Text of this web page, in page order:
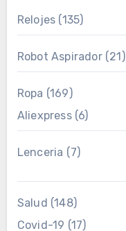
Relojes (135)
Robot Aspirador(21)
Ropa (169)
Aliexpress(6)
Lenceria (7)
Salud (148)
Covid-19 (17)